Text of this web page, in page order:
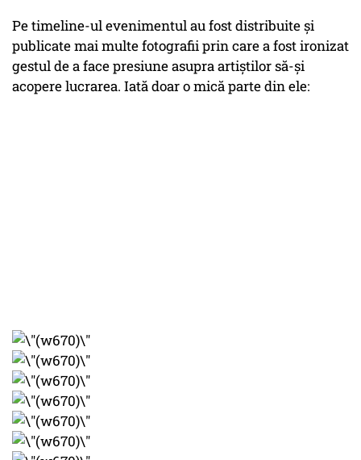
Pe timeline-ul evenimentul au fost distribuite și
publicate mai multe fotografii prin care a fost ironizat
gestul de a face presiune asupra artiștilor să-și
acopere lucrarea. Iată doar o mică parte din ele: